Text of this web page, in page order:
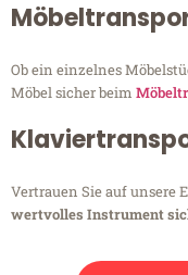
Ob ein einzelnes
Möbel sicher beim
Vertrauen Sie auf unsere
wertvolles Instrument